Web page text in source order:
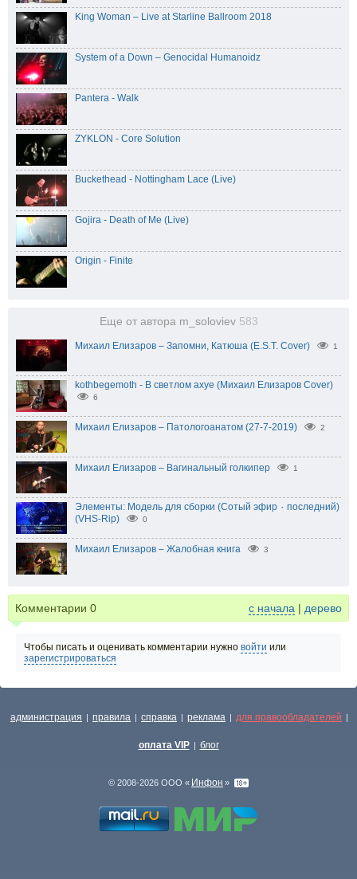
King Woman – Live at Starline Ballroom 2018
System of a Down – Genocidal Humanoidz
Pantera - Walk
ZYKLON - Core Solution
Buckethead - Nottingham Lace (Live)
Gojira - Death of Me (Live)
Origin - Finite
Еще от автора m_soloviev 583
Михаил Елизаров – Запомни, Катюша (E.S.T. Cover) 1
kothbegemoth - В светлом ахуе (Михаил Елизаров Cover)
6
Михаил Елизаров – Патологоанатом (27-7-2019) 2
Михаил Елизаров – Вагинальный голкипер 1
Элементы: Модель для сборки (Сотый эфир ٠ последний)
(VHS-Rip)
0
Михаил Елизаров – Жалобная книга 3
Комментарии 0 с начала | дерево
Чтобы писать и оценивать комментарии нужно войти или
зарегистрироваться
администрация | правила | справка | реклама | для правообладателей |
оплата VIP | блог
© 2008-2026 ООО « Инфон »